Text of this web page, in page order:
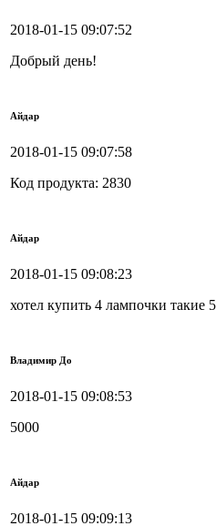
2018-01-15 09:07:52
Добрый день!
Айдар
2018-01-15 09:07:58
Код продукта: 2830
Айдар
2018-01-15 09:08:23
хотел купить 4 лампочки такие
Владимир До
2018-01-15 09:08:53
5000
Айдар
2018-01-15 09:09:13